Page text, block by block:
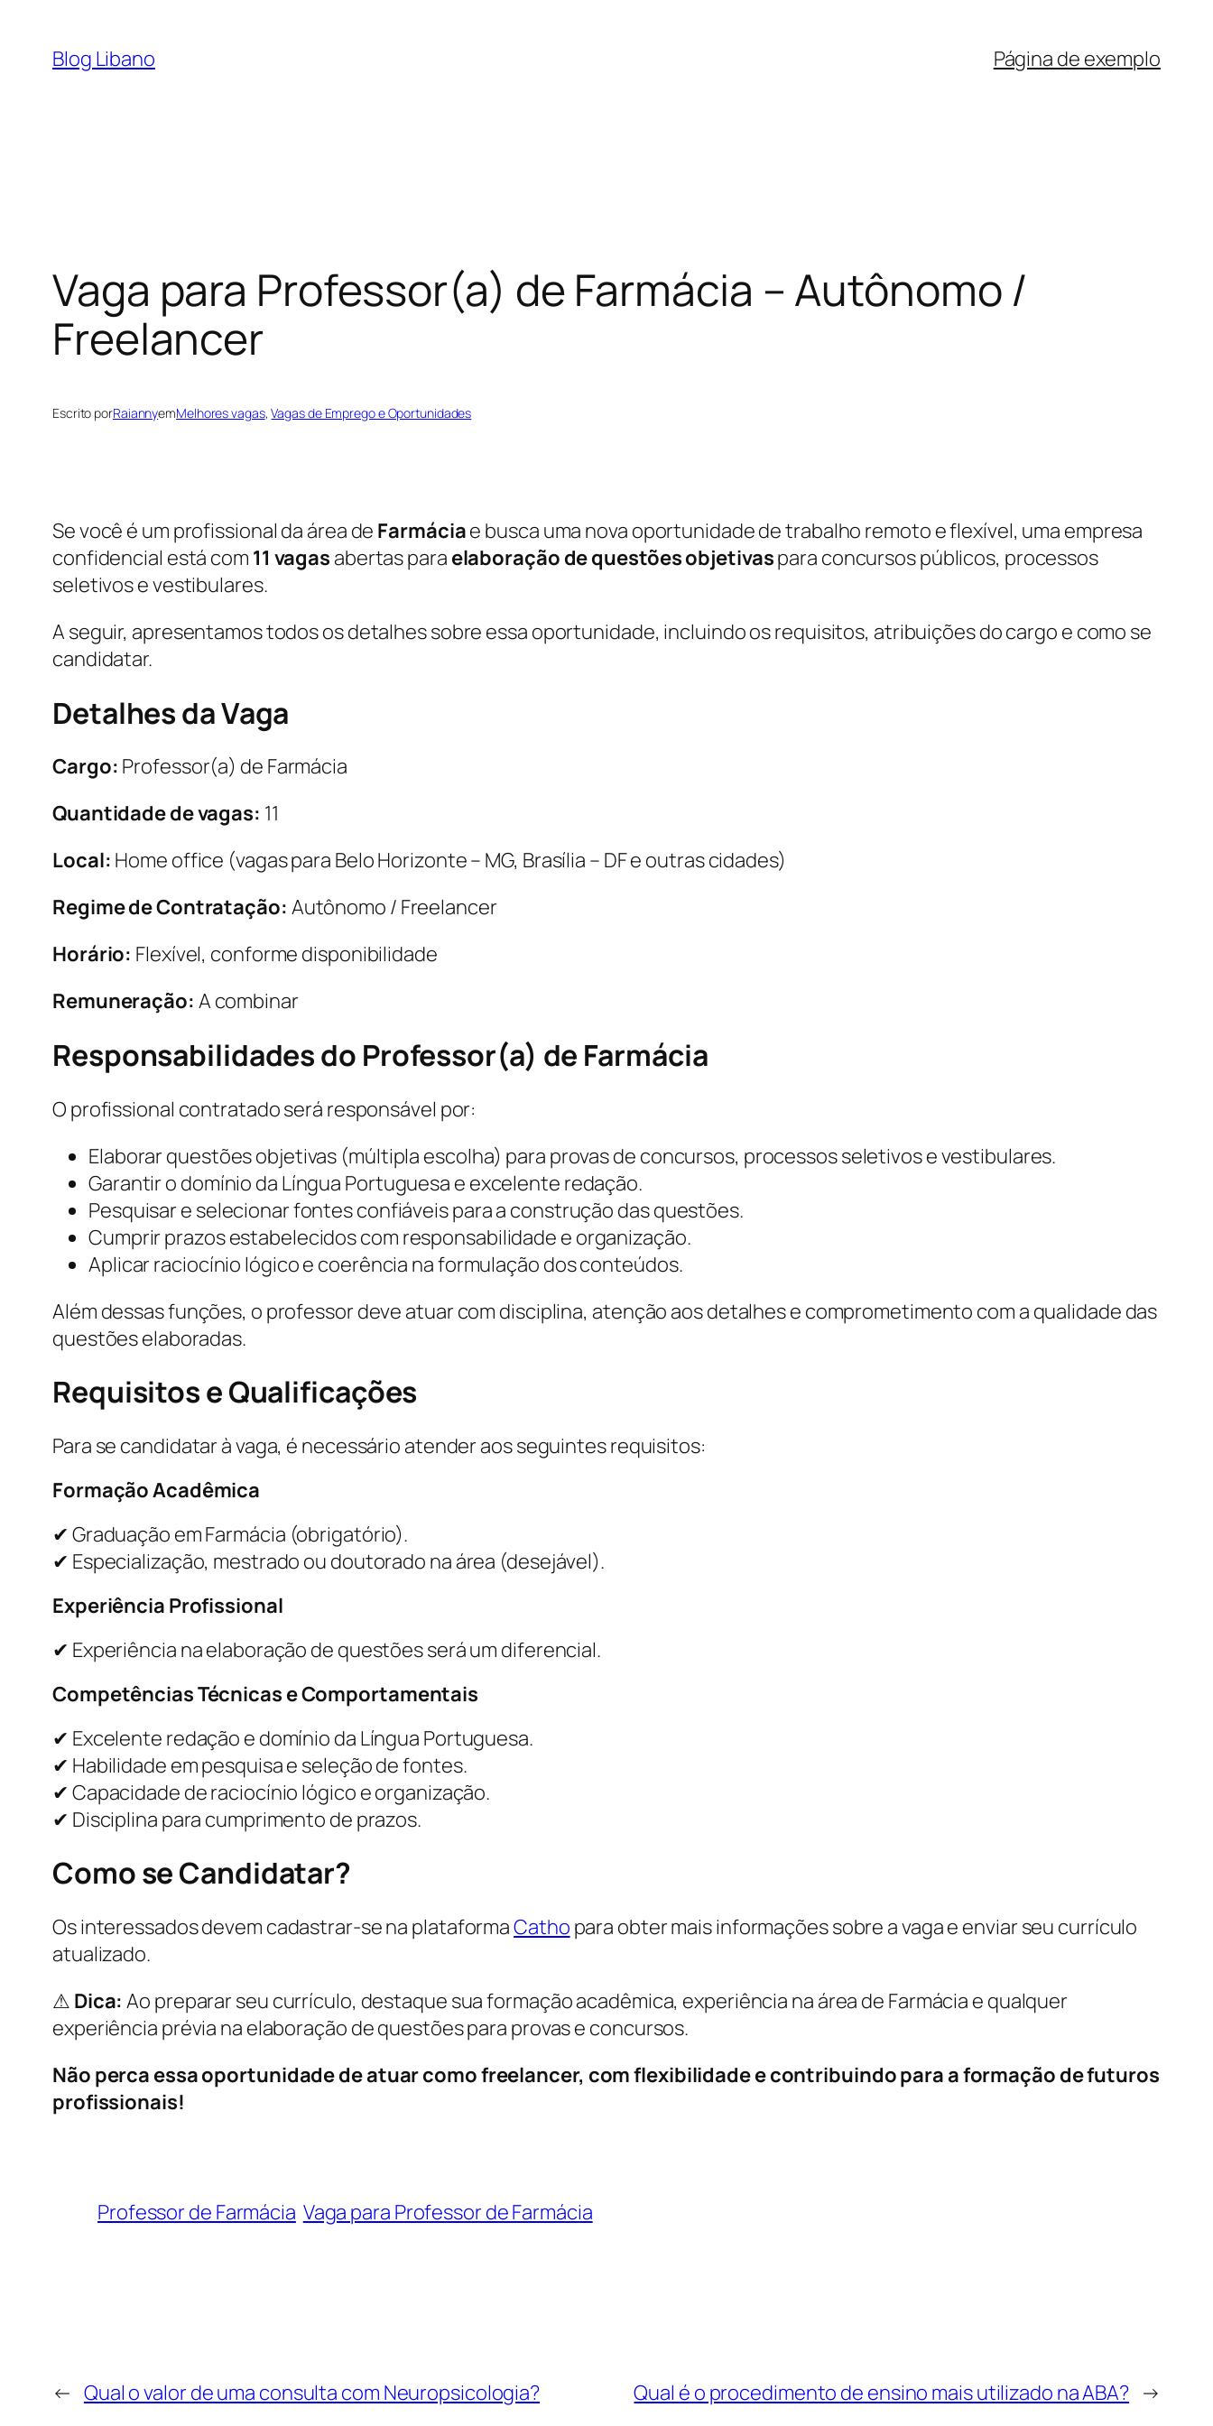
Blog Libano Página de exemplo
Vaga para Professor(a) de Farmácia – Autônomo /
Freelancer
Escrito porRaiannyemMelhores vagas, Vagas de Emprego e Oportunidades
Se você é um profissional da área de Farmáciae busca uma nova oportunidade de trabalho remoto e flexível, uma empresa
confidencial está com 11 vagas abertas para elaboração de questões objetivaspara concursos públicos, processos
seletivos e vestibulares.
A seguir, apresentamos todos os detalhes sobre essa oportunidade, incluindo os requisitos, atribuições do cargo e como se
candidatar.
Detalhes da Vaga
Cargo: Professor(a) de Farmácia
Quantidade de vagas: 11
Local: Home office (vagas para Belo Horizonte – MG, Brasília – DF e outras cidades)
Regime de Contratação: Autônomo / Freelancer
Horário: Flexível, conforme disponibilidade
Remuneração: A combinar
Responsabilidades do Professor(a) de Farmácia
O profissional contratado será responsável por:
Elaborar questões objetivas (múltipla escolha) para provas de concursos, processos seletivos e vestibulares.
Garantir o domínio da Língua Portuguesa e excelente redação.
Pesquisar e selecionar fontes confiáveis para a construção das questões.
Cumprir prazos estabelecidos com responsabilidade e organização.
Aplicar raciocínio lógico e coerência na formulação dos conteúdos.
Além dessas funções, o professor deve atuar com disciplina, atenção aos detalhes e comprometimento com a qualidade das
questões elaboradas.
Requisitos e Qualificações
Para se candidatar à vaga, é necessário atender aos seguintes requisitos:
Formação Acadêmica
✔ Graduação em Farmácia (obrigatório).
✔ Especialização, mestrado ou doutorado na área (desejável).
Experiência Profissional
✔ Experiência na elaboração de questões será um diferencial.
Competências Técnicas e Comportamentais
✔ Excelente redação e domínio da Língua Portuguesa.
✔ Habilidade em pesquisa e seleção de fontes.
✔ Capacidade de raciocínio lógico e organização.
✔ Disciplina para cumprimento de prazos.
Como se Candidatar?
Os interessados devem cadastrar-se na plataformaCatho para obter mais informações sobre a vaga e enviar seu currículo
atualizado.
⚠ Dica: Ao preparar seu currículo, destaque sua formação acadêmica, experiência na área de Farmácia e qualquer
experiência prévia na elaboração de questões para provas e concursos.
Não perca essa oportunidade de atuar como freelancer, com flexibilidade e contribuindo para a formação de futuros
profissionais!
Professor de Farmácia Vaga para Professor de Farmácia
← Qual o valor de uma consulta com Neuropsicologia? Qual é o procedimento de ensino mais utilizado na ABA? →